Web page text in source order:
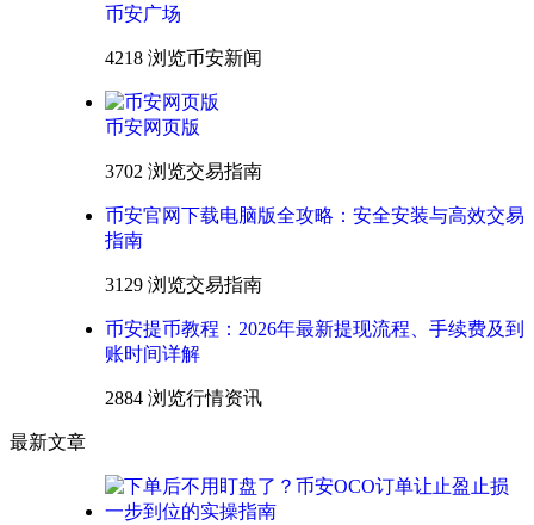
币安广场
4218 浏览币安新闻
币安网页版
3702 浏览交易指南
币安官网下载电脑版全攻略：安全安装与高效交易
指南
3129 浏览交易指南
币安提币教程：2026年最新提现流程、手续费及到
账时间详解
2884 浏览行情资讯
最新文章